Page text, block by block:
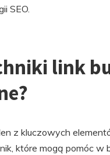
SEO.
link
z kluczowych
które mogą pomóc